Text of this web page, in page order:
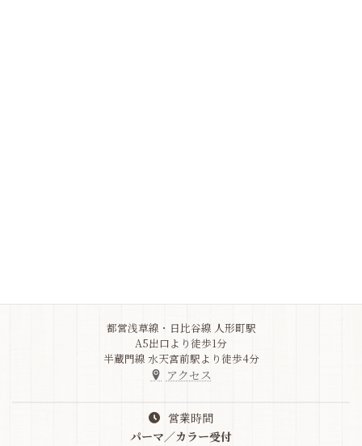
都営浅草線・日比谷線 人形町駅
A5出口より徒歩1分
半蔵門線 水天宮前駅より徒歩4分
アクセス
営業時間
パーマ／カラー受付